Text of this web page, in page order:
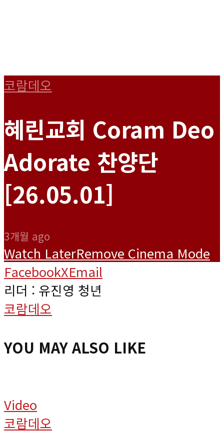
코람데오
혜린교회 Coram Deo
Adorate 찬양단
[26.05.01]
3개월 ago
Watch LaterRemove Cinema Mode
FacebookXEmail
리더 : 유진영 청년
코람데오
YOU MAY ALSO LIKE
Video
코람데오